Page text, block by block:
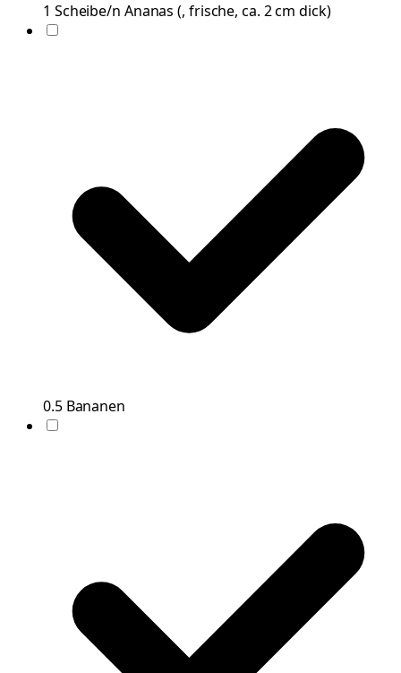
1 Scheibe/n Ananas (, frische, ca. 2 cm dick)
0.5 Bananen